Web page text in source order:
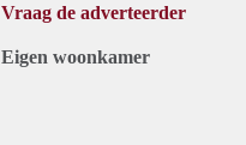
Vraag de adverteerder
Eigen woonkamer